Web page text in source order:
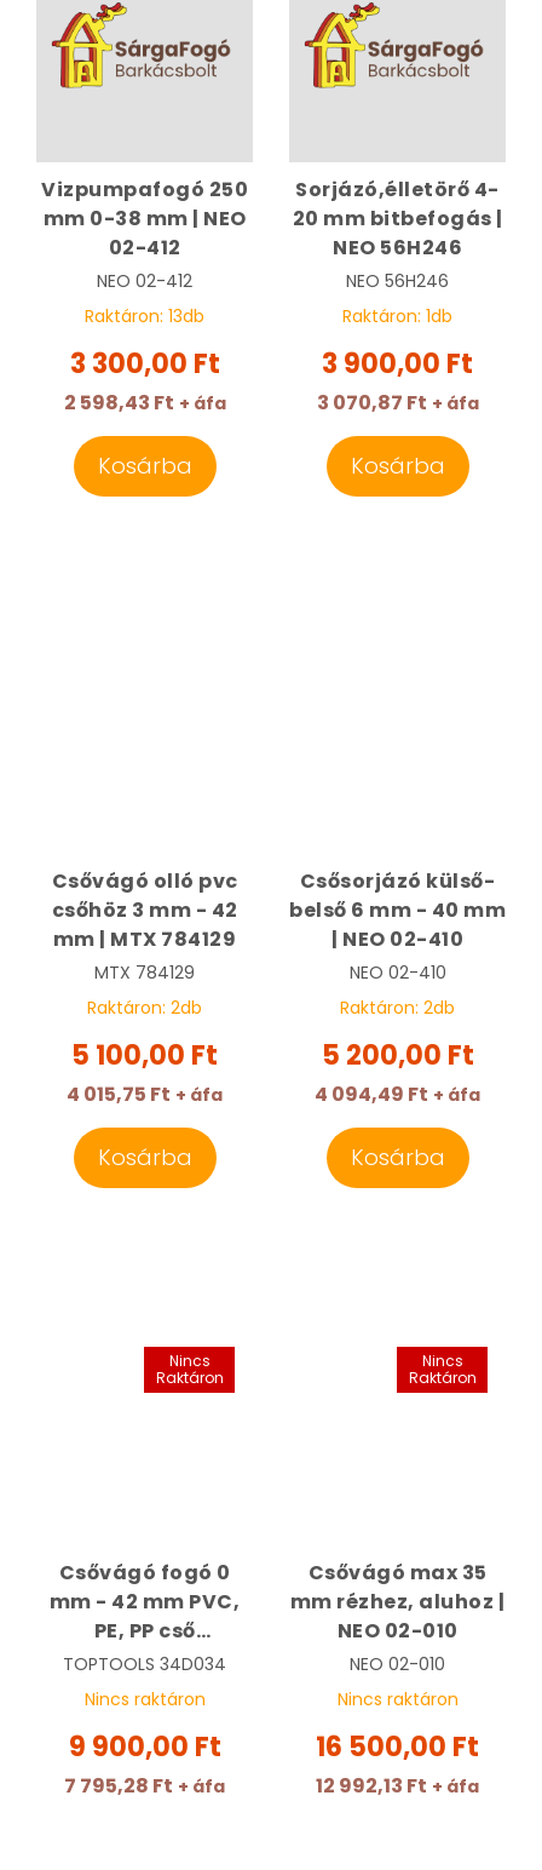
Vizpumpafogó 250
mm 0-38 mm | NEO
02-412
NEO 02-412
Raktáron: 13db
3 300,00 Ft
2 598,43 Ft + áfa
Kosárba
Sorjázó,élletörő 4-
20 mm bitbefogás |
NEO 56H246
NEO 56H246
Raktáron: 1db
3 900,00 Ft
3 070,87 Ft + áfa
Kosárba
Csővágó olló pvc
csőhöz 3 mm - 42
mm | MTX 784129
MTX 784129
Raktáron: 2db
5 100,00 Ft
4 015,75 Ft + áfa
Kosárba
Csősorjázó külső-
belső 6 mm - 40 mm
| NEO 02-410
NEO 02-410
Raktáron: 2db
5 200,00 Ft
4 094,49 Ft + áfa
Kosárba
Nincs
Raktáron
Csővágó fogó 0
mm - 42 mm PVC,
PE, PP cső
vágásához |
TOPTOOLS 34D034
TOPTOOLS 34D034
Nincs raktáron
9 900,00 Ft
7 795,28 Ft + áfa
Nincs
Raktáron
Csővágó max 35
mm rézhez, aluhoz |
NEO 02-010
NEO 02-010
Nincs raktáron
16 500,00 Ft
12 992,13 Ft + áfa